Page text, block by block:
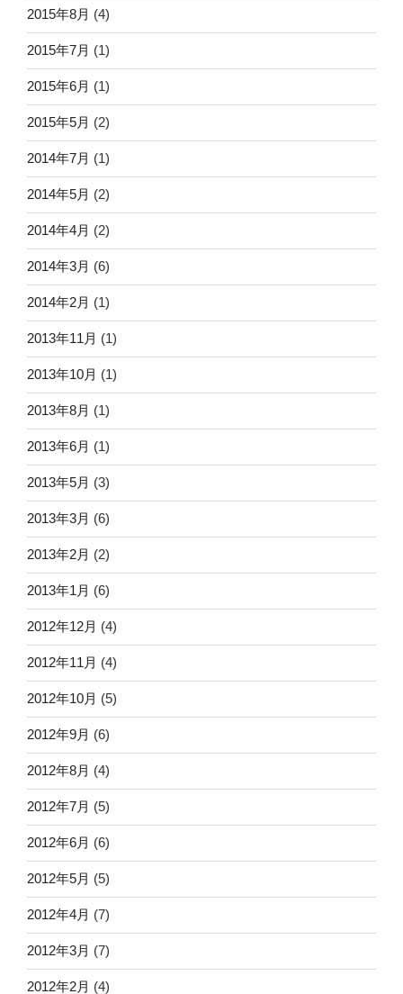
2015年8月 (4)
2015年7月 (1)
2015年6月 (1)
2015年5月 (2)
2014年7月 (1)
2014年5月 (2)
2014年4月 (2)
2014年3月 (6)
2014年2月 (1)
2013年11月 (1)
2013年10月 (1)
2013年8月 (1)
2013年6月 (1)
2013年5月 (3)
2013年3月 (6)
2013年2月 (2)
2013年1月 (6)
2012年12月 (4)
2012年11月 (4)
2012年10月 (5)
2012年9月 (6)
2012年8月 (4)
2012年7月 (5)
2012年6月 (6)
2012年5月 (5)
2012年4月 (7)
2012年3月 (7)
2012年2月 (4)